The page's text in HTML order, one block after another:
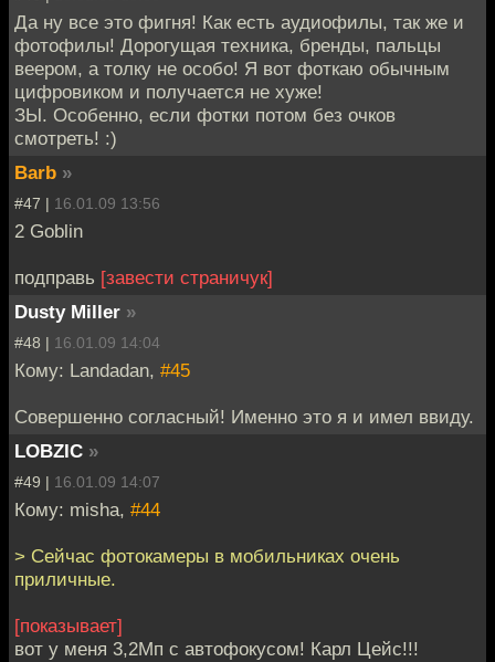
Да ну все это фигня! Как есть аудиофилы, так же и
фотофилы! Дорогущая техника, бренды, пальцы
веером, а толку не особо! Я вот фоткаю обычным
цифровиком и получается не хуже!
ЗЫ. Особенно, если фотки потом без очков
смотреть! :)
Barb »
#47 | 16.01.09 13:56
2 Goblin
подправь [завести страничук]
Dusty Miller »
#48 | 16.01.09 14:04
Кому: Landadan, #45
Совершенно согласный! Именно это я и имел ввиду.
LOBZIC »
#49 | 16.01.09 14:07
Кому: misha, #44
> Сейчас фотокамеры в мобильниках очень
приличные.
[показывает]
вот у меня 3,2Мп с автофокусом! Карл Цейс!!!